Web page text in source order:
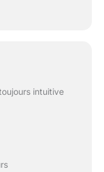
intuitive